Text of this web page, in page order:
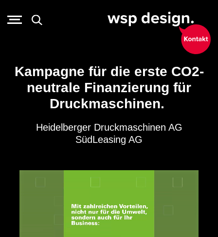
Kampagne für die erste CO2-
neutrale Finanzierung für
Druckmaschinen.
Heidelberger Druckmaschinen AG
SüdLeasing AG